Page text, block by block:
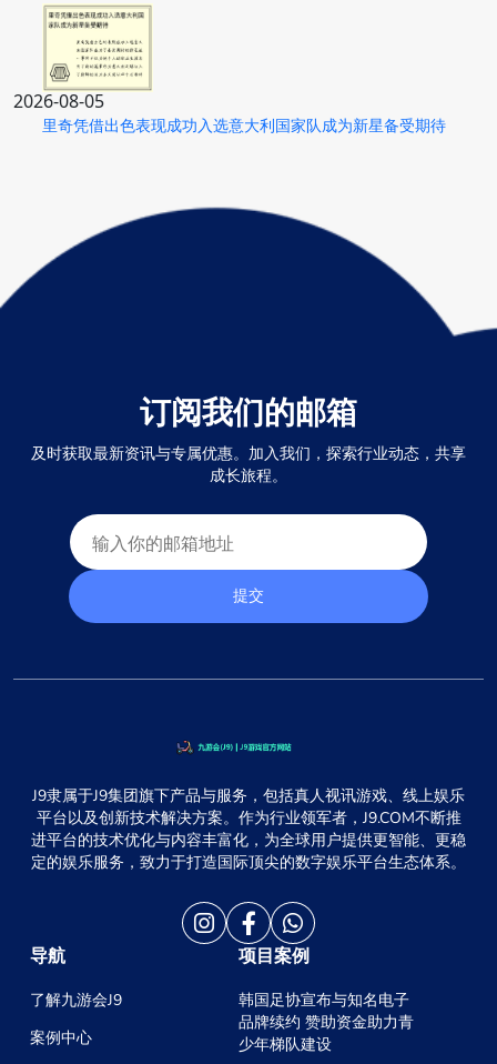
2026-08-05
里奇凭借出色表现成功入选意大利国家队成为新星备受期待
订阅我们的邮箱
及时获取最新资讯与专属优惠。加入我们，探索行业动态，共享
成长旅程。
提交
J9隶属于J9集团旗下产品与服务，包括真人视讯游戏、线上娱乐
平台以及创新技术解决方案。作为行业领军者，J9.COM不断推
进平台的技术优化与内容丰富化，为全球用户提供更智能、更稳
定的娱乐服务，致力于打造国际顶尖的数字娱乐平台生态体系。
导航
了解九游会J9
案例中心
项目案例
韩国足协宣布与知名电子
品牌续约 赞助资金助力青
少年梯队建设